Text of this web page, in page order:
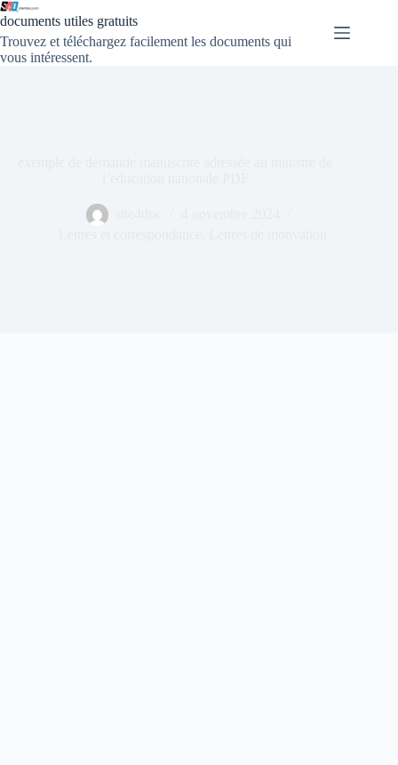
documents utiles gratuits
Trouvez et téléchargez facilement les documents qui
vous intéressent.